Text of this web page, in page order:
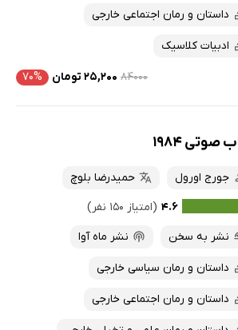
داستان و رمان اجتماعی خارجی
ادبیات کلاسیک
۸۴۰۰۰ ۲۵,۲۰۰ تومان ۷۰%
صوتی 1984
جورج اورول
حمیدرضا بلوچ
۴.۶ (امتیاز ۱۵۰ نفر)
نشر به سخن
نشر ماه آوا
داستان و رمان سیاسی خارجی
داستان و رمان اجتماعی خارجی